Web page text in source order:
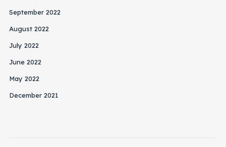
September 2022
August 2022
July 2022
June 2022
May 2022
December 2021